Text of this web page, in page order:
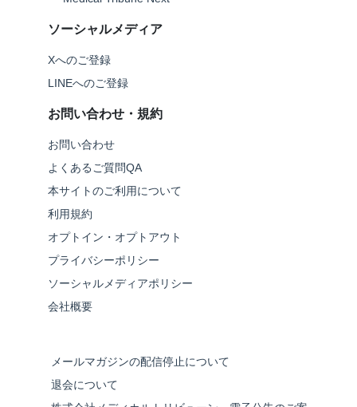
ソーシャルメディア
Xへのご登録
LINEへのご登録
お問い合わせ・規約
お問い合わせ
よくあるご質問QA
本サイトのご利用について
利用規約
オプトイン・オプトアウト
プライバシーポリシー
ソーシャルメディアポリシー
会社概要
メールマガジンの配信停止について
退会について